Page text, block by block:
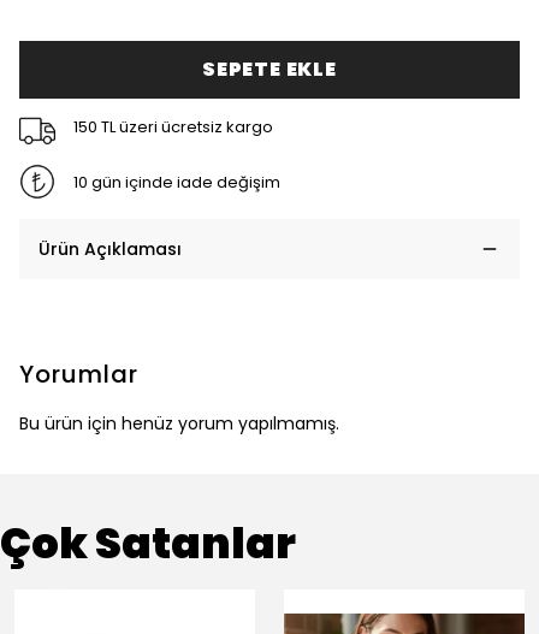
SEPETE EKLE
150 TL üzeri ücretsiz kargo
10 gün içinde iade değişim
Ürün Açıklaması
Yorumlar
Bu ürün için henüz yorum yapılmamış.
Çok Satanlar